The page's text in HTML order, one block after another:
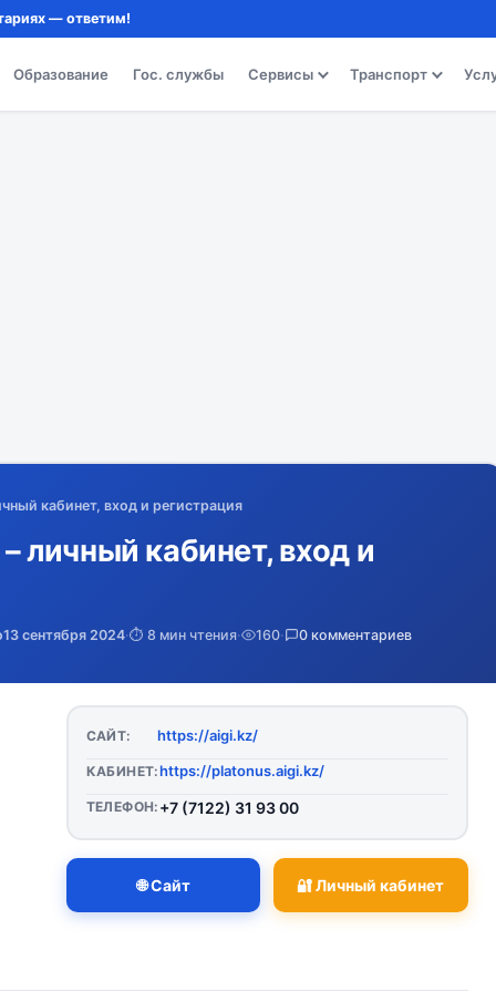
— ответим!
Образование Гос. службы Сервисы Транспорт
кабинет, вход и регистрация
личный кабинет, вход и
13 сентября 2024·⏱️ 8 мин чтения· 160· 0 комментариев
САЙТ: https://aigi.kz/
КАБИНЕТ:https://platonus.aigi.kz/
ТЕЛЕФОН: +7 (7122) 31 93 00
🌐 Сайт 🔐 Личный кабинет